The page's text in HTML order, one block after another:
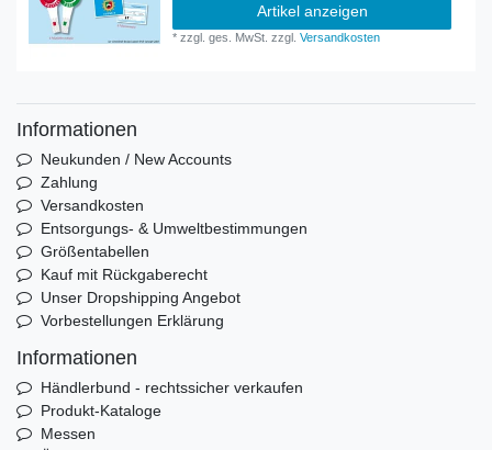
Artikel anzeigen
*zzgl. ges. MwSt. zzgl.Versandkosten
Informationen
Neukunden / New Accounts
Zahlung
Versandkosten
Entsorgungs- & Umweltbestimmungen
Größentabellen
Kauf mit Rückgaberecht
Unser Dropshipping Angebot
Vorbestellungen Erklärung
Informationen
Händlerbund - rechtssicher verkaufen
Produkt-Kataloge
Messen